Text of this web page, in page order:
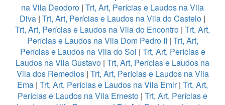
na Vila Deodoro | Trt, Art, Perícias e Laudos na Vila
Diva | Trt, Art, Perícias e Laudos na Vila do Castelo |
Trt, Art, Perícias e Laudos na Vila do Encontro | Trt, Art,
Perícias e Laudos na Vila Dom Pedro II | Trt, Art,
Perícias e Laudos na Vila do Sol | Trt, Art, Perícias e
Laudos na Vila Gustavo | Trt, Art, Perícias e Laudos na
Vila dos Remedios| Trt, Art, Perícias e Laudos na Vila
Ema | Trt, Art, Perícias e Laudos na Vila Emir| Trt, Art,
Perícias e Laudos na Vila Ernesto | Trt, Art, Perícias e